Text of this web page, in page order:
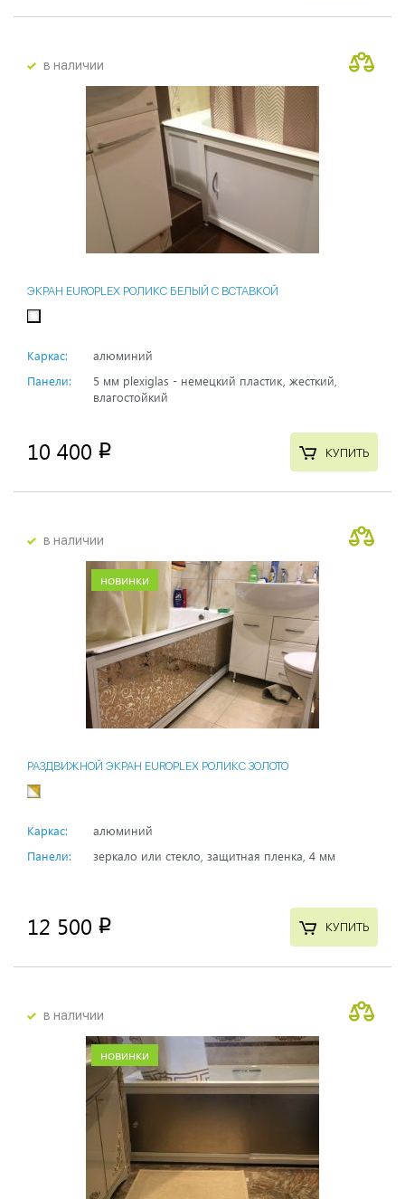
в наличии
ЭКРАН EUROPLEX РОЛИКС БЕЛЫЙ С ВСТАВКОЙ
Каркас:
алюминий
Панели:
5 мм plexiglas - немецкий пластик, жесткий,
влагостойкий
10 400 p КУПИТЬ
в наличии
новинки
РАЗДВИЖНОЙ ЭКРАН EUROPLEX РОЛИКС ЗОЛОТО
Каркас:
алюминий
Панели:
зеркало или стекло, защитная пленка, 4 мм
12 500 p КУПИТЬ
в наличии
новинки